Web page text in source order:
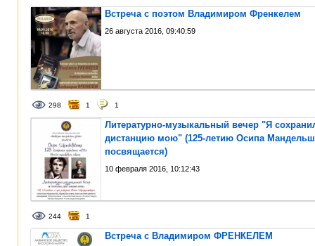
Встреча с поэтом Владимиром Френкелем
26 августа 2016, 09:40:59
298 1 1
Литературно-музыкальный вечер "Я
дистанцию мою" (125-летию Осипа
посвящается)
10 февраля 2016, 10:12:43
244 1
Встреча с Владимиром ФРЕНКЕЛЕМ